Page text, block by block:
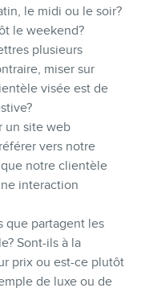
le midi ou le soir?
le weekend?
plusieurs
miser sur
visée est de
un site web
vers notre
que notre clientèle
interaction
que partagent les
Sont-ils à la
prix ou est-ce plutôt
de luxe ou de